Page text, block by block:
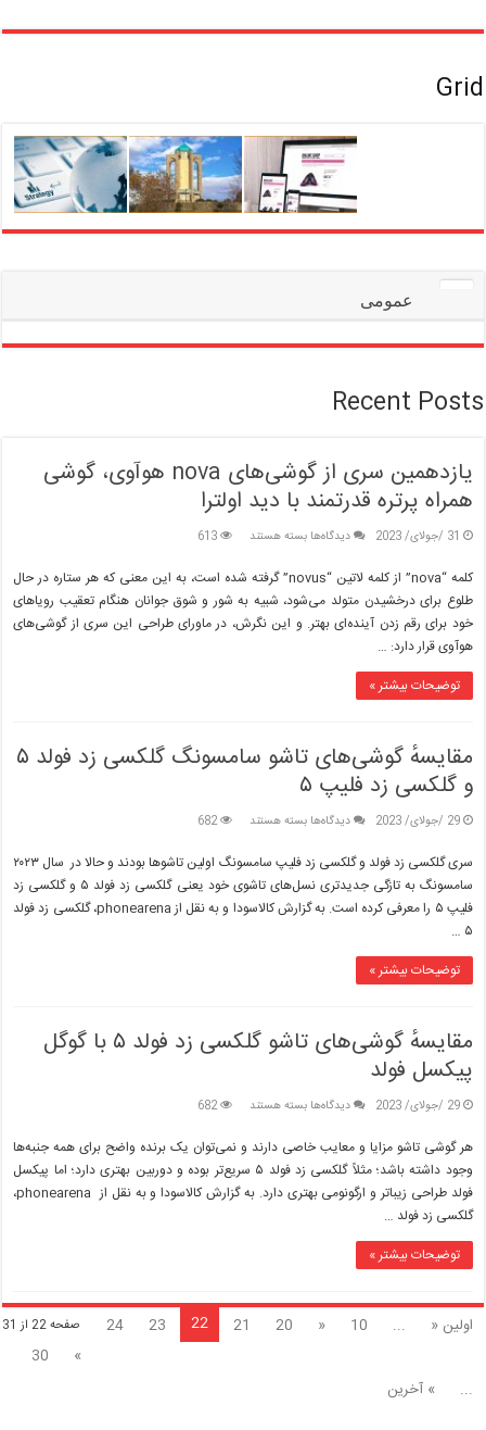
Grid
عمومی
Recent Posts
یازدهمین سری از گوشی‌های nova هوآوی، گوشی
همراه پرتره قدرتمند با دید اولترا
31 /جولای/ 2023 دیدگاه‌هابرای
سری
از
گوشی‌های
nova
دید
اولترا
بسته هستند 613
کلمه “nova” از کلمه لاتین “novus” گرفته شده است، به این معنی که هر ستاره در حال
طلوع برای درخشیدن متولد می‌شود، شبیه به شور و شوق جوانان هنگام تعقیب رویاهای
خود برای رقم زدن آینده‌ای بهتر. و این نگرش، در ماورای طراحی این سری از گوشی‌های
هوآوی قرار دارد: …
توضیحات بیشتر »
مقایسهٔ گوشی‌های تاشو سامسونگ گلکسی زد فولد ۵
و گلکسی زد فلیپ ۵
29 /جولای/ 2023 دیدگاه‌هابرای
گوشی‌های
تاشو
سامسونگ
گلکسی
فلیپ
بسته هستند 682
سری گلکسی زد فولد و گلکسی زد فلیپ سامسونگ اولین تاشوها بودند و حالا در سال ۲۰۲۳
سامسونگ به تازگی جدیدتری نسل‌های تاشوی خود یعنی گلکسی زد فولد ۵ و گلکسی زد
فلیپ ۵ را معرفی کرده است. به گزارش کالاسودا و به نقل از phonearena، گلکسی زد فولد
۵ …
توضیحات بیشتر »
مقایسهٔ گوشی‌های تاشو گلکسی زد فولد ۵ با گوگل
پیکسل فولد
29 /جولای/ 2023 دیدگاه‌هابرای
گوشی‌های
تاشو
گلکسی
زد
فولد
بسته هستند 682
هر گوشی تاشو مزایا و معایب خاصی دارند و نمی‌توان یک برنده واضح برای همه جنبه‌ها
وجود داشته باشد؛ مثلاً گلکسی زد فولد ۵ سریع‌تر بوده و دوربین بهتری دارد؛ اما پیکسل
فولد طراحی زیباتر و ارگونومی بهتری دارد. به گزارش کالاسودا و به نقل از phonearena،
گلکسی زد فولد …
توضیحات بیشتر »
صفحه 22 از 31 اولین « ...
10
«
20
21
22
23
24
»
30
...
» آخرین